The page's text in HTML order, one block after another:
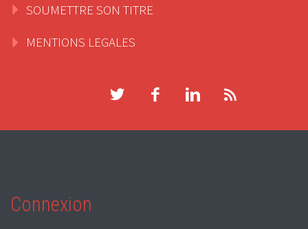
SOUMETTRE SON TITRE
MENTIONS LEGALES
Connexion